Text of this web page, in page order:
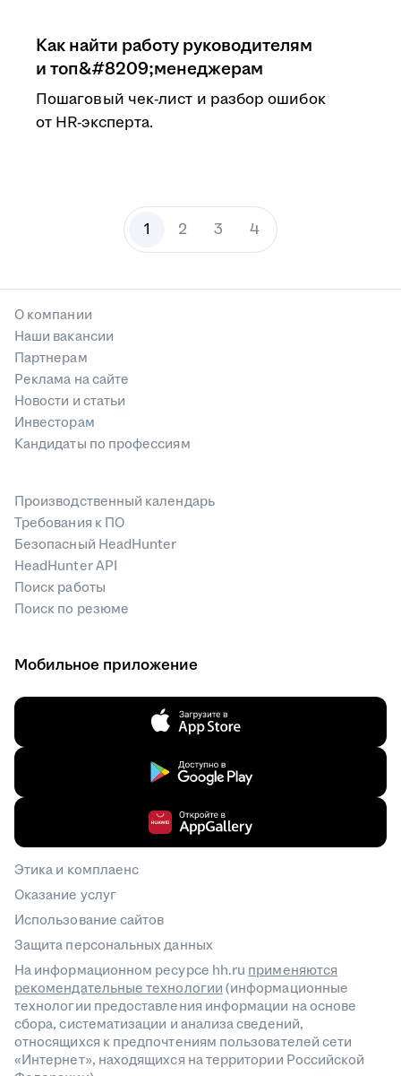
Как найти работу руководителям
и топ&#8209;менеджерам
Пошаговый чек-лист и разбор ошибок
от HR-эксперта.
1 2 3 4
О компании
Наши вакансии
Партнерам
Реклама на сайте
Новости и статьи
Инвесторам
Кандидаты по профессиям
Производственный календарь
Требования к ПО
Безопасный HeadHunter
HeadHunter API
Поиск работы
Поиск по резюме
Мобильное приложение
Этика и комплаенс
Оказание услуг
Использование сайтов
Защита персональных данных
На информационном ресурсе hh.ru применяются
рекомендательные технологии(информационные
технологии предоставления информации на основе
сбора, систематизации и анализа сведений,
относящихся к предпочтениям пользователей сети
«Интернет», находящихся на территории Российской